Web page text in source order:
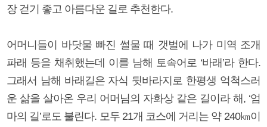
장 걷기 좋고 아름다운 길로 추천한다.
어머니들이 바닷물 빠진 썰물 때 갯벌에 나가 미역 조개
파래 등을 채취했는데 이를 남해 토속어로 ‘바래’라 한다.
그래서 남해 바래길은 자식 뒷바라지로 한평생 억척스러
운 삶을 살아온 우리 어머님의 자화상 같은 길이라 해, ‘엄
마의 길’로도 불린다. 모두 21개 코스에 거리는 약 240㎞이